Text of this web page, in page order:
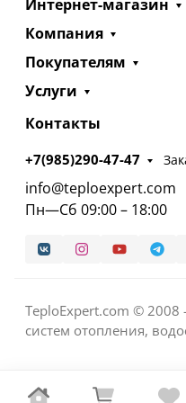
Интернет-магазин
Компания
Покупателям
Услуги
Контакты
+7(985)290-47-47
info@teploexpert.com
Пн—Сб 09:00 – 18:00
TeploExpert.com ©
систем отопления,